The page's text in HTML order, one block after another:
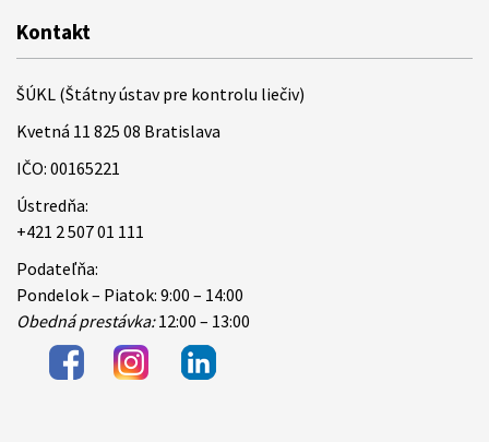
Kontakt
ŠÚKL (Štátny ústav pre kontrolu liečiv)
Kvetná 11 825 08 Bratislava
IČO: 00165221
Ústredňa:
+421 2 507 01 111
Podateľňa:
Pondelok – Piatok: 9:00 – 14:00
Obedná prestávka:12:00 – 13:00